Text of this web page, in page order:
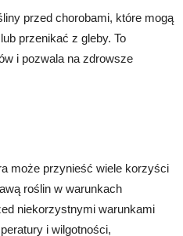
przed chorobami, które mogą
przenikać z gleby. To
i pozwala na zdrowsze
może przynieść wiele korzyści
roślin w warunkach
niekorzystnymi warunkami
i wilgotności,